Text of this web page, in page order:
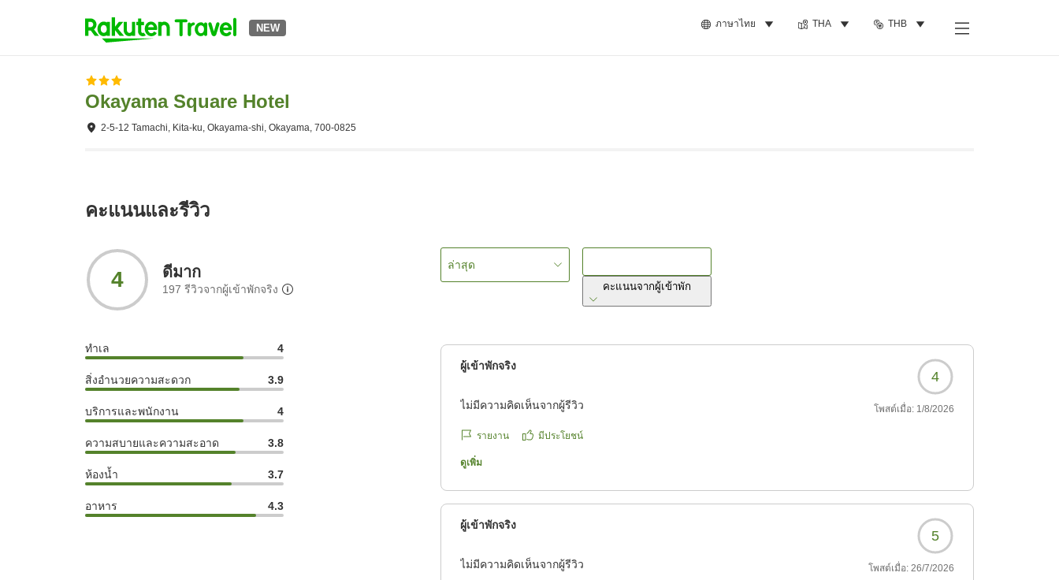
NEW ภาษาไทย THA THB
Okayama Square Hotel
2-5-12 Tamachi, Kita-ku, Okayama-shi, Okayama, 700-0825
คะแนนและรีวิว
4 ดีมาก
197 รีวิวจากผู้เข้าพักจริง
ทำเล 4
สิ่งอำนวยความสะดวก 3.9
บริการและพนักงาน 4
ความสบายและความสะอาด 3.8
ห้องน้ำ 3.7
อาหาร 4.3
ล่าสุด
คะแนนจากผู้เข้าพัก
ผู้เข้าพักจริง
4
ไม่มีความคิดเห็นจากผู้รีวิว โพสต์เมื่อ: 1/8/2026
รายงาน มีประโยชน์
ดูเพิ่ม
ผู้เข้าพักจริง
5
ไม่มีความคิดเห็นจากผู้รีวิว โพสต์เมื่อ: 26/7/2026